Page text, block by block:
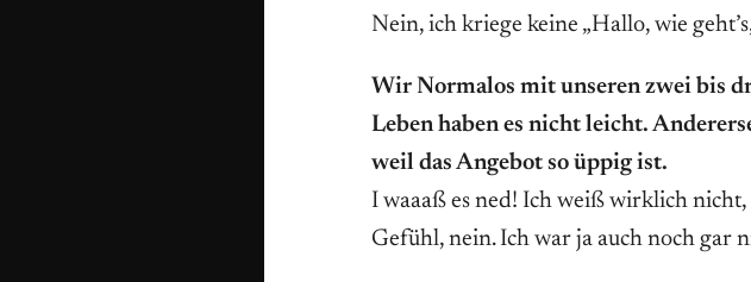
Nein, ich kriege keine „Hallo, wie
Wir Normalos mit unseren zwei bis
Leben haben es nicht leicht.
weil das Angebot so üppig ist.
I waaaß es ned! Ich weiß wirklich
Gefühl, nein. Ich war ja auch noch gar